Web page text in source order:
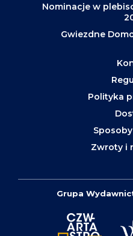
Nominacje w
Gwiezdne
Polityka
Zwroty i
Grupa